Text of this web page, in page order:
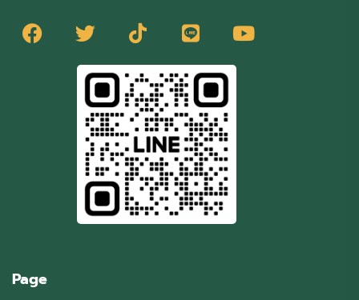
Page